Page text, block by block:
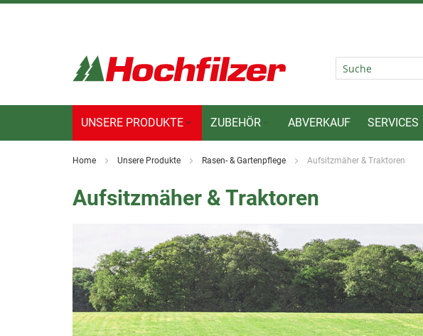
Inhalt
UNSERE PRODUKTE ZUBEHÖR ABVERKAUF SERVICES
Home Unsere Produkte Rasen- & Gartenpflege Aufsitzmäher & Traktoren
Aufsitzmäher & Traktoren